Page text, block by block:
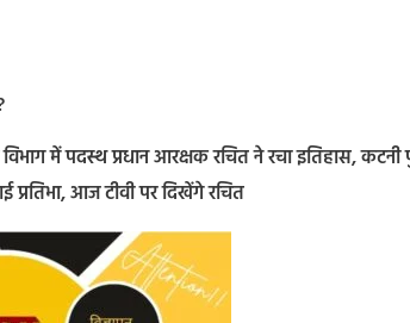
में पदस्थ प्रधान आरक्षक रचित ने रचा इतिहास,
प्रतिभा, आज टीवी पर दिखेंगे रचित